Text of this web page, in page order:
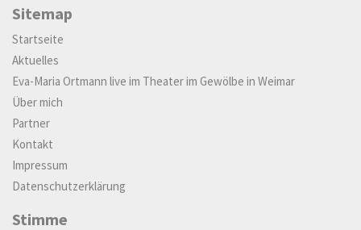
Sitemap
Startseite
Aktuelles
Eva-Maria Ortmann live im Theater im Gewölbe in Weimar
Über mich
Partner
Kontakt
Impressum
Datenschutzerklärung
Stimme